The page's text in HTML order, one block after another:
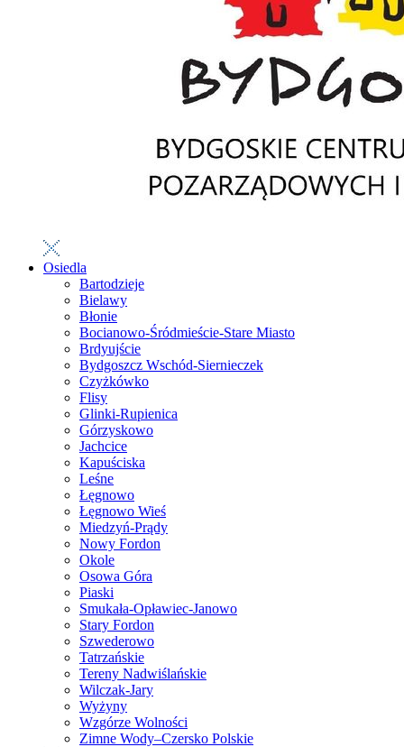
Osiedla
Bartodzieje
Bielawy
Błonie
Bocianowo-Śródmieście-Stare Miasto
Brdyujście
Bydgoszcz Wschód-Siernieczek
Czyżkówko
Flisy
Glinki-Rupienica
Górzyskowo
Jachcice
Kapuściska
Leśne
Łęgnowo
Łęgnowo Wieś
Miedzyń-Prądy
Nowy Fordon
Okole
Osowa Góra
Piaski
Smukała-Opławiec-Janowo
Stary Fordon
Szwederowo
Tatrzańskie
Tereny Nadwiślańskie
Wilczak-Jary
Wyżyny
Wzgórze Wolności
Zimne Wody–Czersko Polskie